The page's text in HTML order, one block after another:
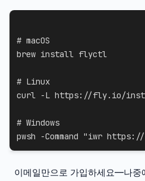
# macOS
brew install flyctl
# Linux
curl -L https://fly.io/
# Windows
pwsh
-Command "iwr
이메일만으로 가입하세요—나중